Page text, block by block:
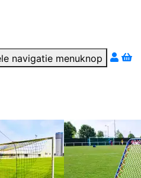
par téléphone